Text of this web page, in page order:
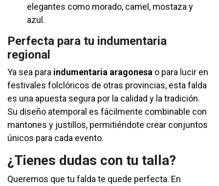
elegantes como morado, camel, mostaza y
azul.
Perfecta para tu indumentaria
regional
Ya sea para indumentaria aragonesa o para lucir en
festivales folclóricos de otras provincias, esta falda
es una apuesta segura por la calidad y la tradición.
Su diseño atemporal es fácilmente combinable con
mantones y justillos, permitiéndote crear conjuntos
únicos para cada evento.
¿Tienes dudas con tu talla?
Queremos que tu falda te quede perfecta. En